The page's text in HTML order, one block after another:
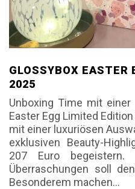
GLOSSYBOX EASTER
2025
Unboxing Time mit einer
Easter Egg Limited
mit einer luxuriösen
exklusiven Beauty-
207 Euro begeistern.
Überraschungen soll
Besonderem machen…